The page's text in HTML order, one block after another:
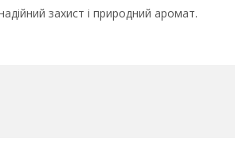
захист і природний аромат.